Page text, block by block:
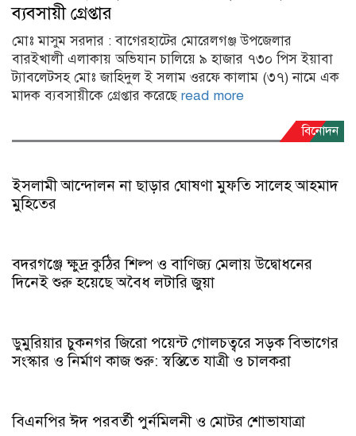
ইসলামী আন্দোলন না ছাড়ার ঘোষণা মুফতি সালেহ আহমাদ
মুহিতের
‎বদরগঞ্জে ক্ষুদ্র কুঠির শিল্প ও বাণিজ্য মেলায় উদ্বোধনের
ডুমুরিয়ার চুকনগর জিরো পয়েন্ট গোলচত্বরে সড়ক বিভাগের
সংস্কার ও নির্মাণ কাজ শুরু: স্বস্তিতে যাত্রী ও চালকরা
বিএনপির ঈদ পরবর্তী পুর্নমিলনী ও মোটর শোভাযাত্রা
মোরেলগঞ্জে পানিতে ডুবে শিশুর মৃত্যু
ইউনিয়নের খাউলিয়া গ্রামে জিনান খাঁন নামের আড়াই বছর বয়সের
এটি ছেলে শিশু পানিতে ডুবে মারা গেছে। রবিবারread more